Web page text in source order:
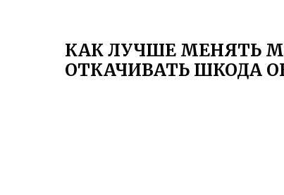
КАК ЛУЧШЕ МЕНЯТЬ
ОТКАЧИВАТЬ ШКОДА